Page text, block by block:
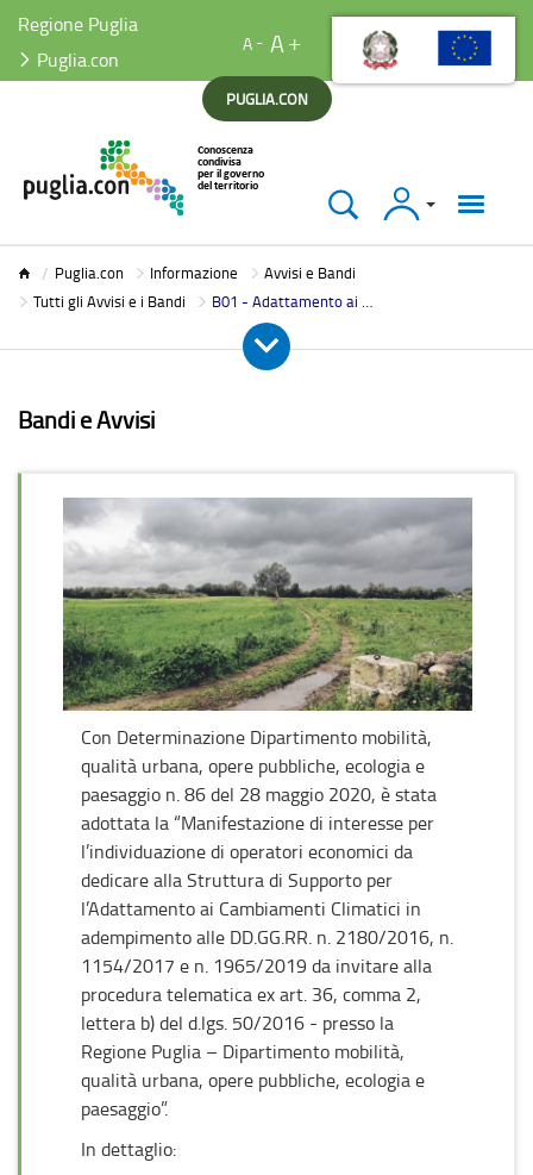
Regione Puglia
Puglia.con
A A
PUGLIA.CON
Accedi
Puglia.con Informazione
Avvisi e Bandi
Tutti gli Avvisi e i Bandi
B01 - Adattamento ai cambiamenti climatici, individuazione operatori economici per Struttura di supporto
Bandi e Avvisi
Con Determinazione Dipartimento mobilità,
qualità urbana, opere pubbliche, ecologia e
paesaggio n. 86 del 28 maggio 2020, è stata
adottata la “Manifestazione di interesse per
l’individuazione di operatori economici da
dedicare alla Struttura di Supporto per
l’Adattamento ai Cambiamenti Climatici in
adempimento alle DD.GG.RR. n. 2180/2016, n.
1154/2017 e n. 1965/2019 da invitare alla
procedura telematica ex art. 36, comma 2,
lettera b) del d.lgs. 50/2016 - presso la
Regione Puglia – Dipartimento mobilità,
qualità urbana, opere pubbliche, ecologia e
paesaggio”.
In dettaglio: